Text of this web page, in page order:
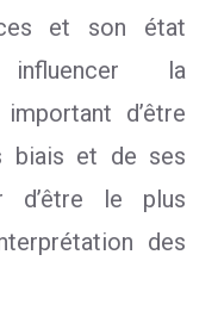
et son état
influencer la
d’être
biais et de ses
d’être le plus
des